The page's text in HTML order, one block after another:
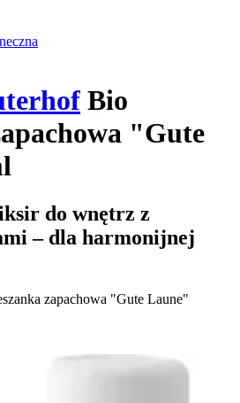
Bio
"Gute
do wnętrz z
– dla harmonijnej
zapachowa "Gute Laune"